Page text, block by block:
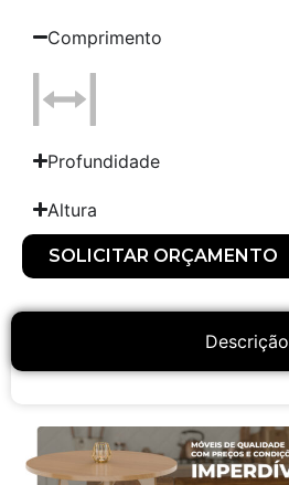
Comprimento
Profundidade
Altura
SOLICITAR ORÇAMENTO
Descrição